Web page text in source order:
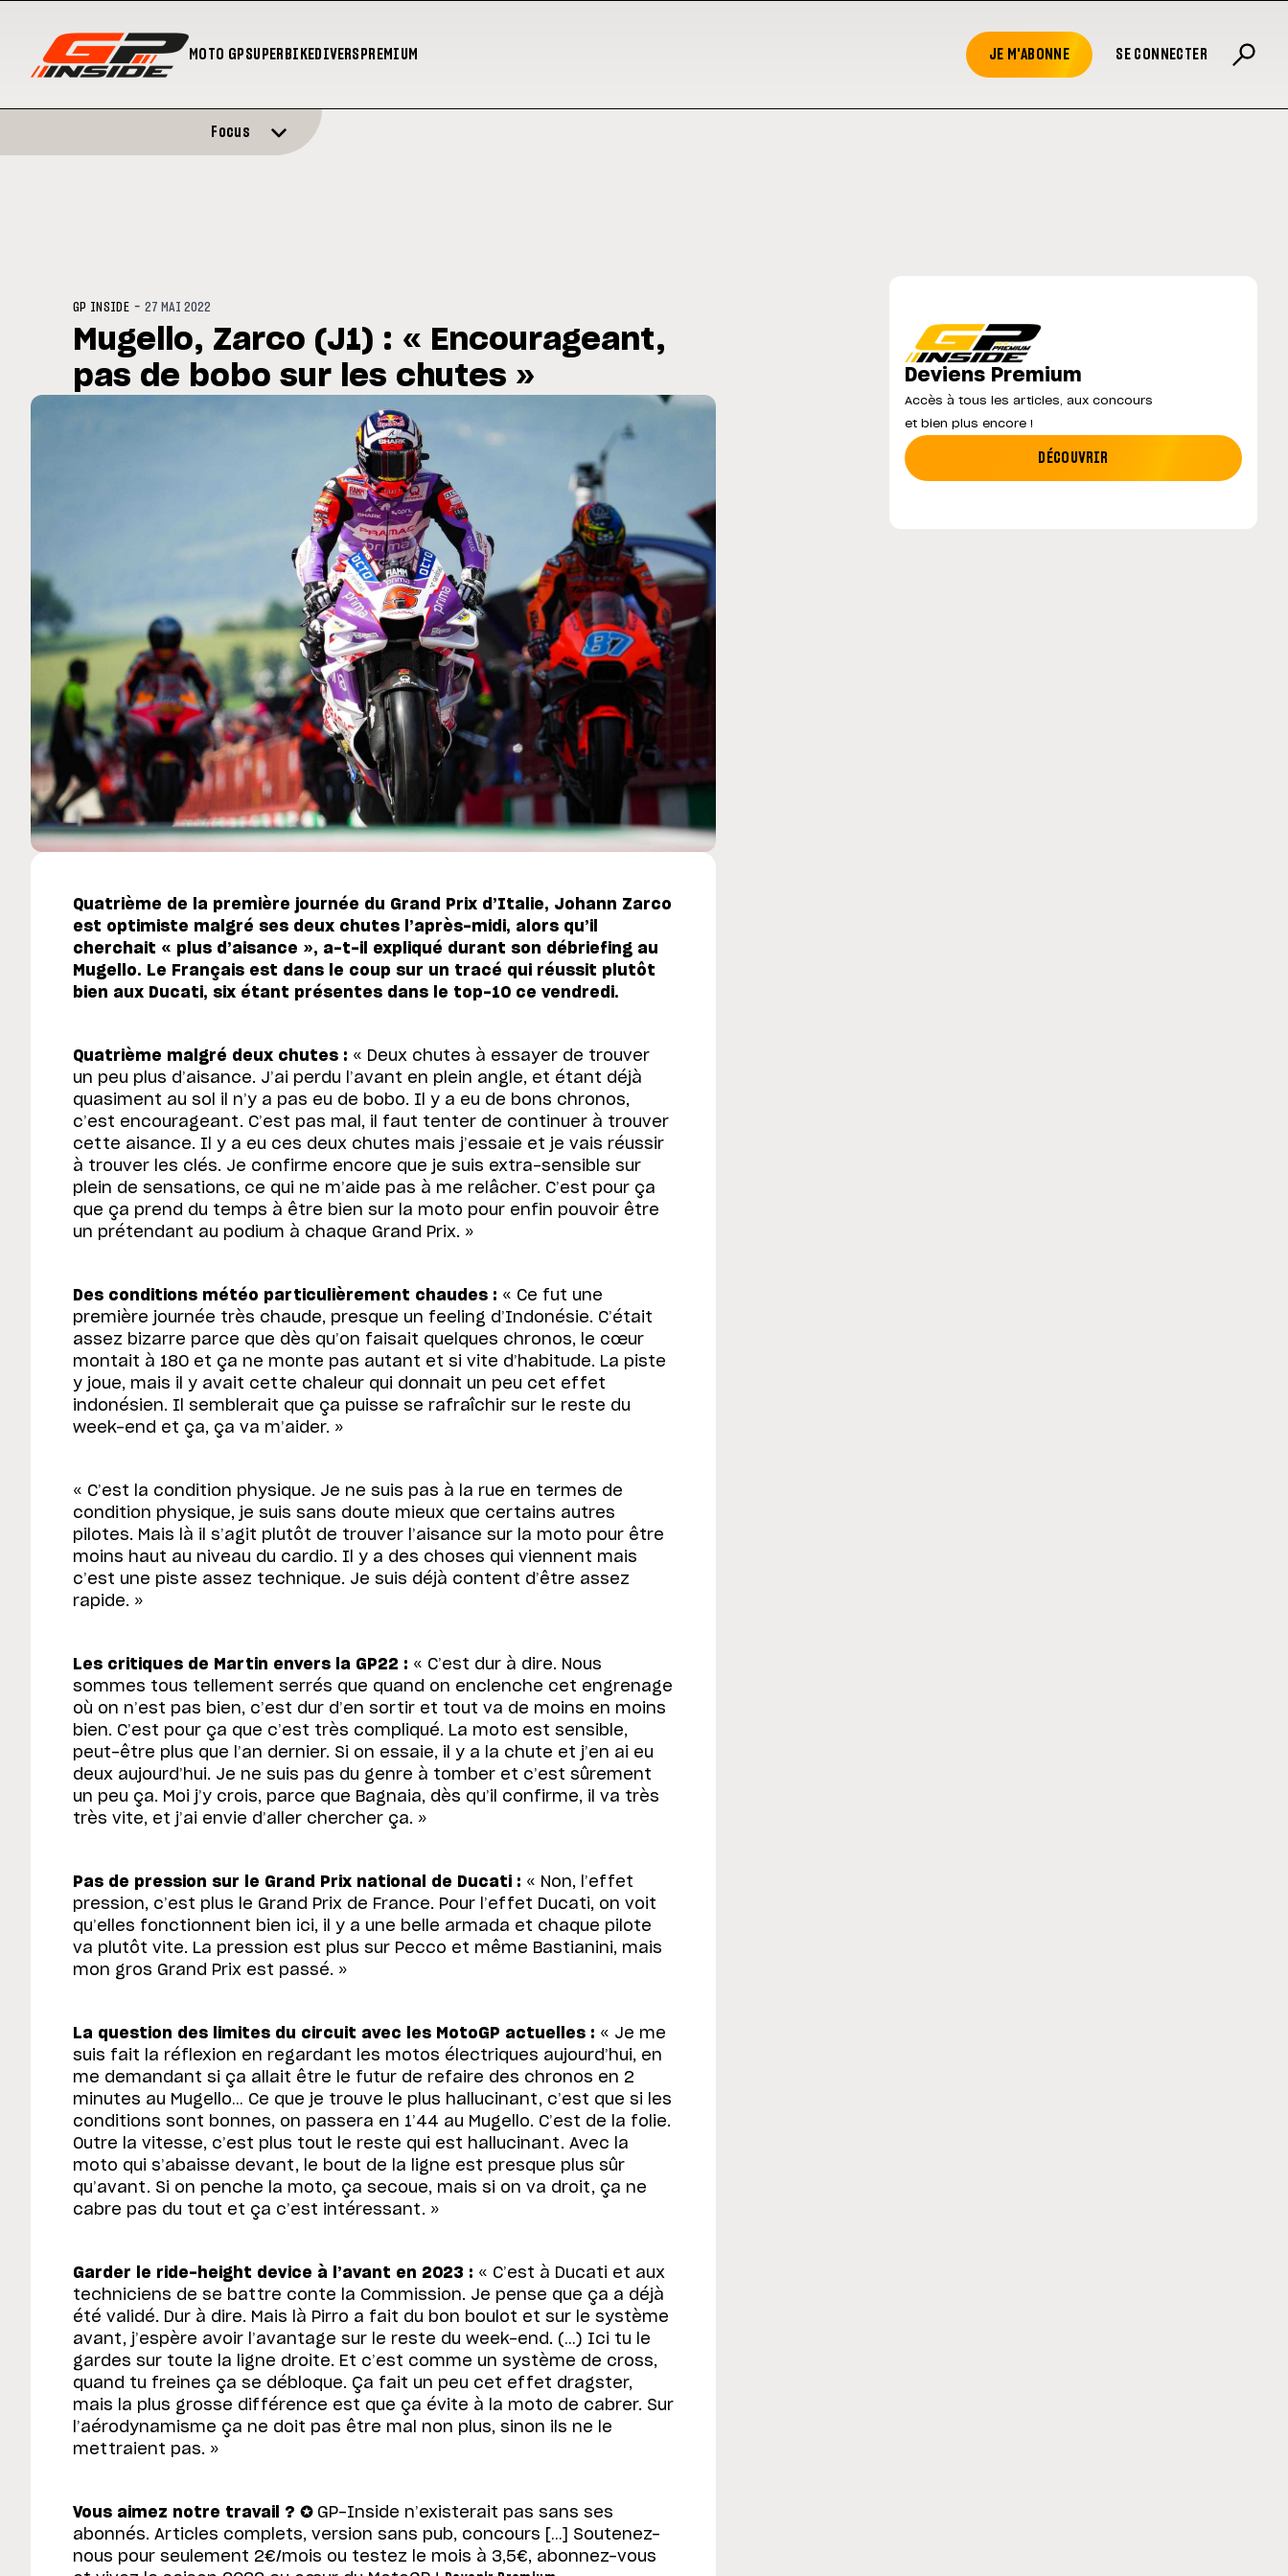
MOTO GPSUPERBIKEDIVERS PREMIUM JE M'ABONNE SE CONNECTER
Silverstone : Horaires et Programme du GP de
Grande-Bretagne
MOTO GP
Zarco évite l'opération et vise un retour en
septembre
MotoGP : les cinq constructeurs signent un
Focus
GP INSIDE -27 MAI 2022
Mugello, Zarco (J1) : « Encourageant,
pas de bobo sur les chutes »
Quatrième de la première journée du Grand Prix d’Italie, Johann Zarco
est optimiste malgré ses deux chutes l’après-midi, alors qu’il
cherchait « plus d’aisance », a-t-il expliqué durant son débriefing au
Mugello. Le Français est dans le coup sur un tracé qui réussit plutôt
bien aux Ducati, six étant présentes dans le top-10 ce vendredi.
Quatrième malgré deux chutes : « Deux chutes à essayer de trouver
un peu plus d’aisance. J’ai perdu l’avant en plein angle, et étant déjà
quasiment au sol il n’y a pas eu de bobo. Il y a eu de bons chronos,
c’est encourageant. C’est pas mal, il faut tenter de continuer à trouver
cette aisance. Il y a eu ces deux chutes mais j’essaie et je vais réussir
à trouver les clés. Je confirme encore que je suis extra-sensible sur
plein de sensations, ce qui ne m’aide pas à me relâcher. C’est pour ça
que ça prend du temps à être bien sur la moto pour enfin pouvoir être
un prétendant au podium à chaque Grand Prix. »
Des conditions météo particulièrement chaudes : « Ce fut une
première journée très chaude, presque un feeling d’Indonésie. C’était
assez bizarre parce que dès qu’on faisait quelques chronos, le cœur
montait à 180 et ça ne monte pas autant et si vite d’habitude. La piste
y joue, mais il y avait cette chaleur qui donnait un peu cet effet
indonésien. Il semblerait que ça puisse se rafraîchir sur le reste du
week-end et ça, ça va m’aider. »
« C’est la condition physique. Je ne suis pas à la rue en termes de
condition physique, je suis sans doute mieux que certains autres
pilotes. Mais là il s’agit plutôt de trouver l’aisance sur la moto pour être
moins haut au niveau du cardio. Il y a des choses qui viennent mais
c’est une piste assez technique. Je suis déjà content d’être assez
rapide. »
Les critiques de Martin envers la GP22 : « C’est dur à dire. Nous
sommes tous tellement serrés que quand on enclenche cet engrenage
où on n’est pas bien, c’est dur d’en sortir et tout va de moins en moins
bien. C’est pour ça que c’est très compliqué. La moto est sensible,
peut-être plus que l’an dernier. Si on essaie, il y a la chute et j’en ai eu
deux aujourd’hui. Je ne suis pas du genre à tomber et c’est sûrement
un peu ça. Moi j’y crois, parce que Bagnaia, dès qu’il confirme, il va très
très vite, et j’ai envie d’aller chercher ça. »
Pas de pression sur le Grand Prix national de Ducati : « Non, l’effet
pression, c’est plus le Grand Prix de France. Pour l’effet Ducati, on voit
qu’elles fonctionnent bien ici, il y a une belle armada et chaque pilote
va plutôt vite. La pression est plus sur Pecco et même Bastianini, mais
mon gros Grand Prix est passé. »
La question des limites du circuit avec les MotoGP actuelles : « Je me
suis fait la réflexion en regardant les motos électriques aujourd’hui, en
me demandant si ça allait être le futur de refaire des chronos en 2
minutes au Mugello… Ce que je trouve le plus hallucinant, c’est que si les
conditions sont bonnes, on passera en 1’44 au Mugello. C’est de la folie.
Outre la vitesse, c’est plus tout le reste qui est hallucinant. Avec la
moto qui s’abaisse devant, le bout de la ligne est presque plus sûr
qu’avant. Si on penche la moto, ça secoue, mais si on va droit, ça ne
cabre pas du tout et ça c’est intéressant. »
Garder le ride-height device à l’avant en 2023 : « C’est à Ducati et aux
techniciens de se battre conte la Commission. Je pense que ça a déjà
été validé. Dur à dire. Mais là Pirro a fait du bon boulot et sur le système
avant, j’espère avoir l’avantage sur le reste du week-end. (…) Ici tu le
gardes sur toute la ligne droite. Et c’est comme un système de cross,
quand tu freines ça se débloque. Ça fait un peu cet effet dragster,
mais la plus grosse différence est que ça évite à la moto de cabrer. Sur
l’aérodynamisme ça ne doit pas être mal non plus, sinon ils ne le
mettraient pas. »
Vous aimez notre travail ? ✪ GP-Inside n’existerait pas sans ses
abonnés. Articles complets, version sans pub, concours […] Soutenez-
nous pour seulement 2€/mois ou testez le mois à 3,5€, abonnez-vous
Deviens Premium
Accès à tous les articles, aux concours
et bien plus encore !
DÉCOUVRIR